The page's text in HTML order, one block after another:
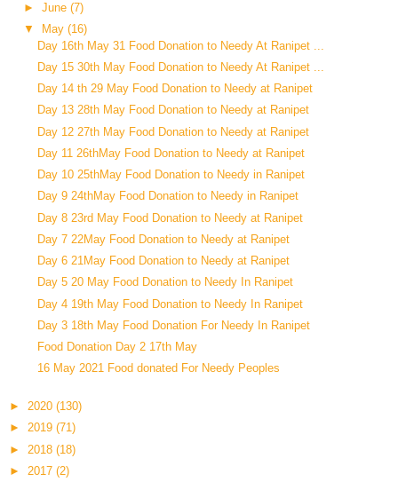
► June (7)
▼
May (16)
Day 16th May 31 Food Donation to Needy At Ranipet ...
Day 15 30th May Food Donation to Needy At Ranipet ...
Day 14 th 29 May Food Donation to Needy at Ranipet
Day 13 28th May Food Donation to Needy at Ranipet
Day 12 27th May Food Donation to Needy at Ranipet
Day 11 26thMay Food Donation to Needy at Ranipet
Day 10 25thMay Food Donation to Needy in Ranipet
Day 9 24thMay Food Donation to Needy in Ranipet
Day 8 23rd May Food Donation to Needy at Ranipet
Day 7 22May Food Donation to Needy at Ranipet
Day 6 21May Food Donation to Needy at Ranipet
Day 5 20 May Food Donation to Needy In Ranipet
Day 4 19th May Food Donation to Needy In Ranipet
Day 3 18th May Food Donation For Needy In Ranipet
Food Donation Day 2 17th May
16 May 2021 Food donated For Needy Peoples
► 2020 (130)
► 2019 (71)
► 2018 (18)
► 2017 (2)